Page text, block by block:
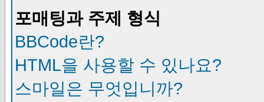
포매팅과 주제 형식
BBCode란?
HTML을 사용할 수 있나요?
스마일은 무엇입니까?